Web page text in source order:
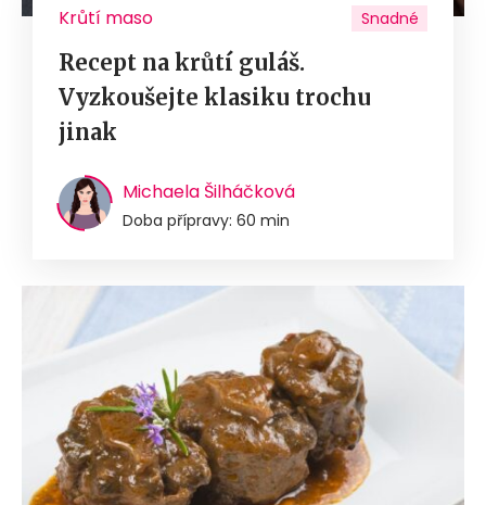
Krůtí maso Snadné
Recept na krůtí guláš.
Vyzkoušejte klasiku trochu
jinak
Michaela Šilháčková
Doba přípravy: 60 min